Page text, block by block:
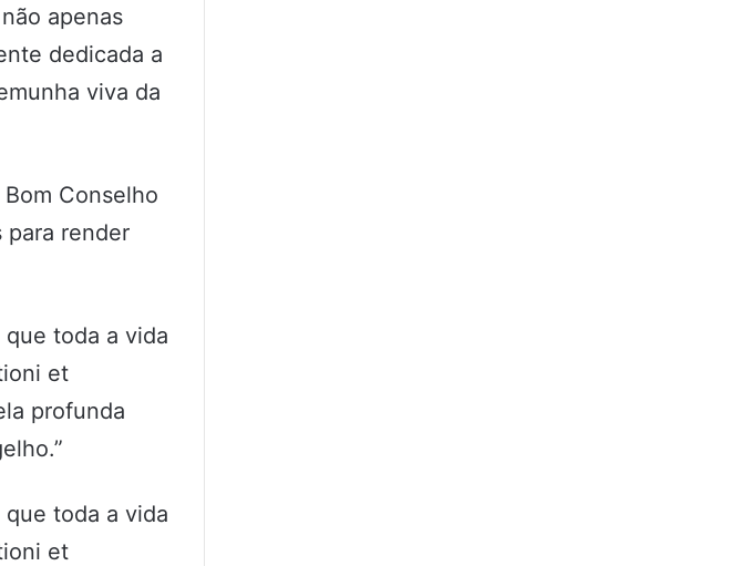
apenas
dedicada a
viva da
Conselho
para render
toda a vida
et
profunda
toda a vida
et